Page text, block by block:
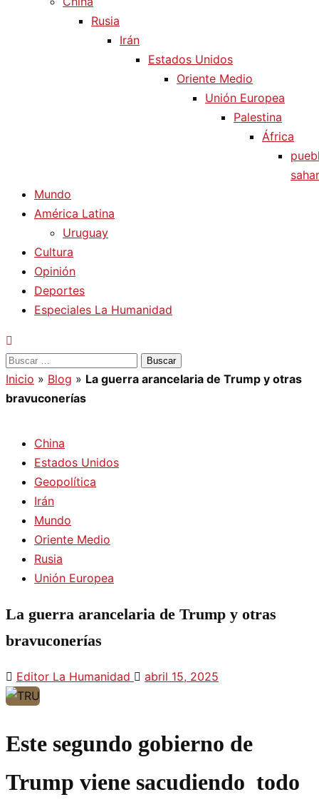
Rusia
Irán
Estados Unidos
Oriente Medio
Unión Europea
Palestina
África
Mundo
América Latina
Uruguay
Cultura
Opinión
Deportes
Especiales La Humanidad
Buscar:
Inicio » Blog » La guerra arancelaria de Trump y otras
bravuconerías
China
Estados Unidos
Geopolítica
Irán
Mundo
Oriente Medio
Rusia
Unión Europea
La guerra arancelaria de Trump y otras
bravuconerías
Editor La Humanidad abril 15, 2025
Este segundo gobierno de
Trump viene sacudiendo todo